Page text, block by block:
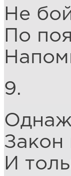
Не
По
9.
Закон
И